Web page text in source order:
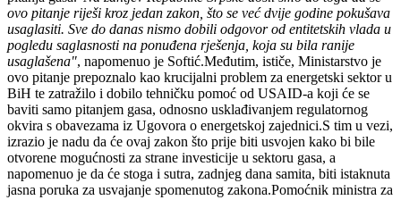
ovo pitanje riješi kroz jedan zakon, što se već dvije godine pokušava
usaglasiti. Sve do danas nismo dobili odgovor od entitetskih vlada u
pogledu saglasnosti na ponuđena rješenja, koja su bila ranije
usaglašena", napomenuo je Softić.Međutim, ističe, Ministarstvo je
ovo pitanje prepoznalo kao krucijalni problem za energetski sektor u
BiH te zatražilo i dobilo tehničku pomoć od USAID-a koji će se
baviti samo pitanjem gasa, odnosno usklađivanjem regulatornog
okvira s obavezama iz Ugovora o energetskoj zajednici.S tim u vezi,
izrazio je nadu da će ovaj zakon što prije biti usvojen kako bi bile
otvorene mogućnosti za strane investicije u sektoru gasa, a
napomenuo je da će stoga i sutra, zadnjeg dana samita, biti istaknuta
jasna poruka za usvajanje spomenutog zakona.Pomoćnik ministra za